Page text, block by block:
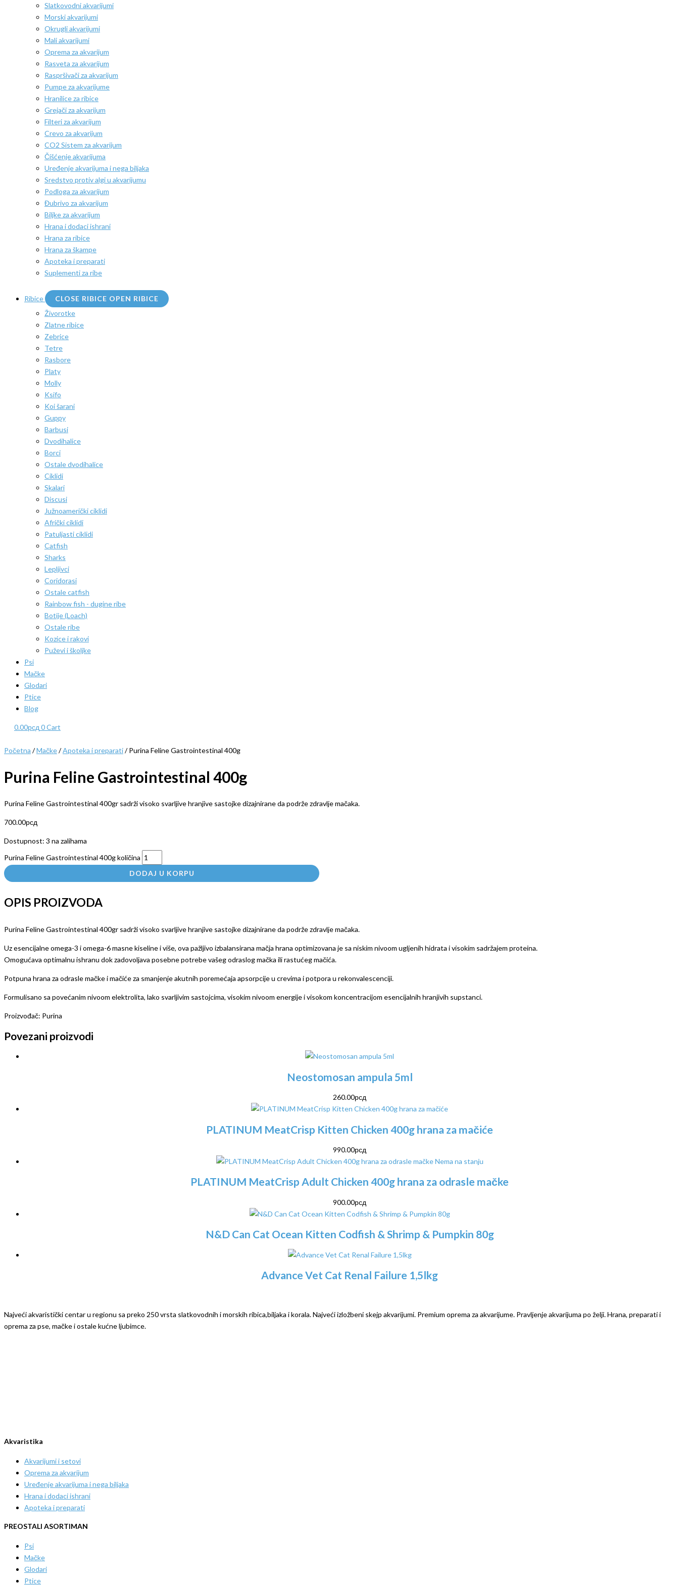
Slatkovodni akvarijumi
Morski akvarijumi
Okrugli akvarijumi
Mali akvarijumi
Oprema za akvarijum
Rasveta za akvarijum
Raspršivači za akvarijum
Pumpe za akvarijume
Hranilice za ribice
Grejači za akvarijum
Filteri za akvarijum
Crevo za akvarijum
CO2 Sistem za akvarijum
Čišćenje akvarijuma
Uređenje akvarijuma i nega biljaka
Sredstvo protiv algi u akvarijumu
Podloga za akvarijum
Đubrivo za akvarijum
Biljke za akvarijum
Hrana i dodaci ishrani
Hrana za ribice
Hrana za škampe
Apoteka i preparati
Suplementi za ribe
Ribice CLOSE RIBICE OPEN RIBICE
Živorotke
Zlatne ribice
Zebrice
Tetre
Rasbore
Platy
Molly
Ksifo
Koi šarani
Guppy
Barbusi
Dvodihalice
Borci
Ostale dvodihalice
Ciklidi
Skalari
Discusi
Južnoamerički ciklidi
Afrički ciklidi
Patuljasti ciklidi
Catfish
Sharks
Lepljivci
Coridorasi
Ostale catfish
Rainbow fish - dugine ribe
Botije (Loach)
Ostale ribe
Kozice i rakovi
Puževi i školjke
Psi
Mačke
Glodari
Ptice
Blog
0.00рсд 0Cart
Početna /Mačke/Apoteka i preparati/ Purina Feline Gastrointestinal 400g
Purina Feline Gastrointestinal 400g
Purina Feline Gastrointestinal 400gr sadrži visoko svarljive hranjive sastojke dizajnirane da podrže zdravlje mačaka.
700.00рсд
Dostupnost: 3 na zalihama
Purina Feline Gastrointestinal 400g količina
DODAJ U KORPU
OPIS PROIZVODA
Purina Feline Gastrointestinal 400gr sadrži visoko svarljive hranjive sastojke dizajnirane da podrže zdravlje mačaka.
Uz esencijalne omega-3 i omega-6 masne kiseline i više, ova pažljivo izbalansirana mačja hrana optimizovana je sa niskim nivoom ugljenih hidrata i visokim sadržajem proteina.
Omogućava optimalnu ishranu dok zadovoljava posebne potrebe vašeg odraslog mačka ili rastućeg mačića.
Potpuna hrana za odrasle mačke i mačiće za smanjenje akutnih poremećaja apsorpcije u crevima i potpora u rekonvalescenciji.
Formulisano sa povećanim nivoom elektrolita, lako svarljivim sastojcima, visokim nivoom energije i visokom koncentracijom esencijalnih hranjivih supstanci.
Proizvođač: Purina
Povezani proizvodi
Neostomosan ampula 5ml
260.00рсд
PLATINUM MeatCrisp Kitten Chicken 400g hrana za mačiće
990.00рсд
Nema na stanju
PLATINUM MeatCrisp Adult Chicken 400g hrana za odrasle mačke
900.00рсд
N&D Can Cat Ocean Kitten Codfish & Shrimp & Pumpkin 80g
Advance Vet Cat Renal Failure 1,5lkg
Najveći akvaristički centar u regionu sa preko 250 vrsta slatkovodnih i morskih ribica,biljaka i korala. Najveći izložbeni skejp akvarijumi. Premium oprema za akvarijume. Pravljenje akvarijuma po želji. Hrana, preparati i
oprema za pse, mačke i ostale kućne ljubimce.
Akvaristika
Akvarijumi i setovi
Oprema za akvarijum
Uređenje akvarijuma i nega biljaka
Hrana i dodaci ishrani
Apoteka i preparati
PREOSTALI ASORTIMAN
Psi
Mačke
Glodari
Ptice